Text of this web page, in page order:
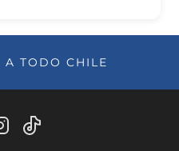
A TODO CHILE